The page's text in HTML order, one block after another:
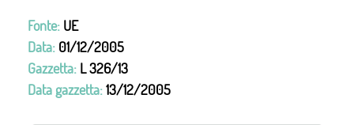
Fonte: UE
Data: 01/12/2005
Gazzetta: L 326/13
Data gazzetta:13/12/2005